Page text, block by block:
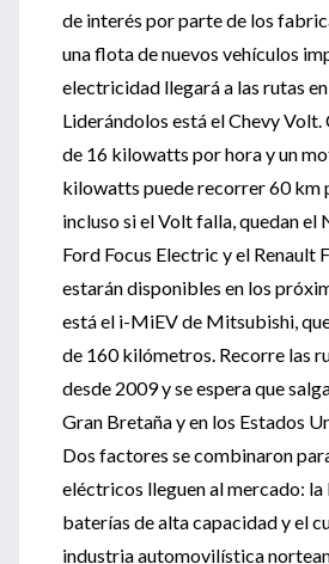
de interés por parte de los
una flota de nuevos vehículos
electricidad llegará a las rutas
Liderándolos está el Chevy Volt.
de 16 kilowatts por hora y un
kilowatts puede recorrer 60 km
incluso si el Volt falla, quedan el
Ford Focus Electric y el Renault
estarán disponibles en los
está el i-MiEV de Mitsubishi,
de 160 kilómetros. Recorre las
desde 2009 y se espera que
Gran Bretaña y en los Estados
Dos factores se combinaron
eléctricos lleguen al mercado: la
baterías de alta capacidad y el
industria automovilística